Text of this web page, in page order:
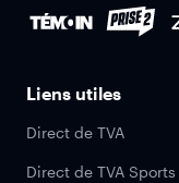
Liens utiles
Direct de TVA
Direct de TVA Sports